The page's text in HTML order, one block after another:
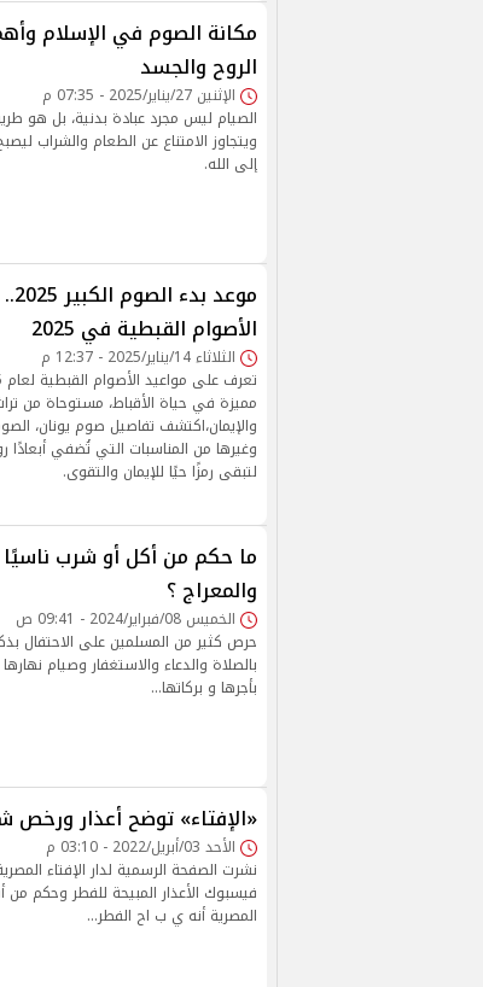
مكانة الصوم في الإسلام
الروح والجسد
الإثنين 27/يناير/2025 - 07:35 م
الصيام ليس مجرد عبادة بدنية، بل هو
ويتجاوز الامتناع عن الطعام والشراب
إلى الله.
الأصوام القبطية في 2025
الثلاثاء 14/يناير/2025 - 12:37 م
مميزة في حياة الأقباط، مستوحاة من
والإيمان،اكتشف تفاصيل صوم يونان،
وغيرها من المناسبات التي تُضفي أبعادًا
لتبقى رمزًا حيًا للإيمان والتقوى.
ما حكم من أكل أو شرب
والمعراج ؟
الخميس 08/فبراير/2024 - 09:41 ص
حرص كثير من المسلمين على الاحتفال
بالصلاة والدعاء والاستغفار وصيام
بأجرها و بركاتها…
«الإفتاء» توضح أعذار ورخص
الأحد 03/أبريل/2022 - 03:10 م
نشرت الصفحة الرسمية لدار الإفتاء
فيسبوك الأعذار المبيحة للفطر وحكم من
المصرية أنه ي ب اح الفطر…